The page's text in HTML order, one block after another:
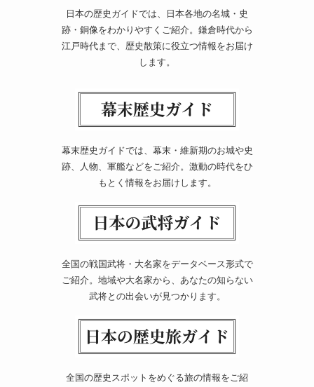
日本の歴史ガイドでは、日本各地の名城・史
跡・銅像をわかりやすくご紹介。鎌倉時代から
江戸時代まで、歴史散策に役立つ情報をお届け
します。
幕末歴史ガイドでは、幕末・維新期のお城や史
跡、人物、軍艦などをご紹介。激動の時代をひ
もとく情報をお届けします。
全国の戦国武将・大名家をデータベース形式で
ご紹介。地域や大名家から、あなたの知らない
武将との出会いが見つかります。
全国の歴史スポットをめぐる旅の情報をご紹